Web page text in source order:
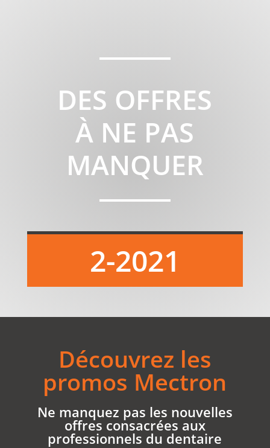
DES OFFRES
À NE PAS
MANQUER
2-2021
Découvrez les
promos Mectron
Ne manquez pas les nouvelles
offres consacrées aux
professionnels du dentaire